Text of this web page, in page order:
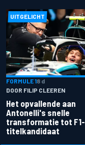
UITGELICHT
FORMULE 18 d
DOOR FILIP CLEEREN
Het opvallende aan
Antonelli's snelle
transformatie tot F1-
titelkandidaat